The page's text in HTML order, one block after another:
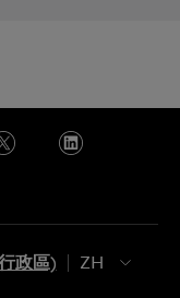
政區)
ZH